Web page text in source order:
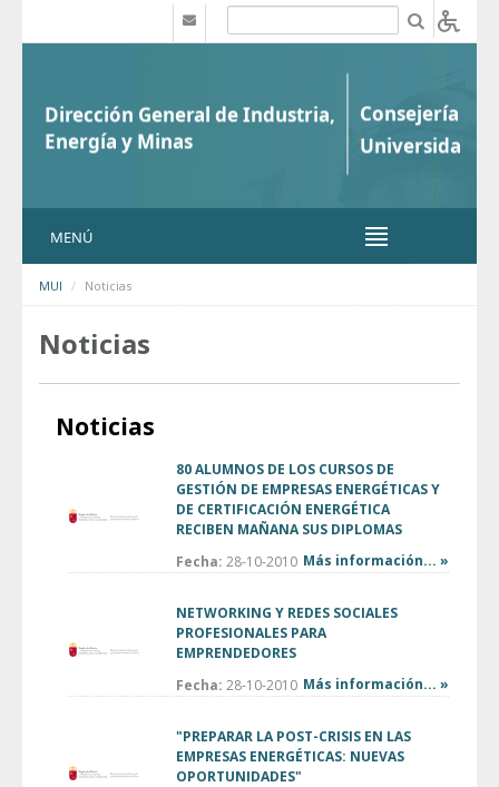
MENÚ
MUI Noticias
Noticias
Noticias
80 ALUMNOS DE LOS CURSOS DE
GESTIÓN DE EMPRESAS ENERGÉTICAS Y
DE CERTIFICACIÓN ENERGÉTICA
RECIBEN MAÑANA SUS DIPLOMAS
Fecha: 28-10-2010 Más información... »
NETWORKING Y REDES SOCIALES
PROFESIONALES PARA
EMPRENDEDORES
Fecha: 28-10-2010 Más información... »
"PREPARAR LA POST-CRISIS EN LAS
EMPRESAS ENERGÉTICAS: NUEVAS
OPORTUNIDADES"